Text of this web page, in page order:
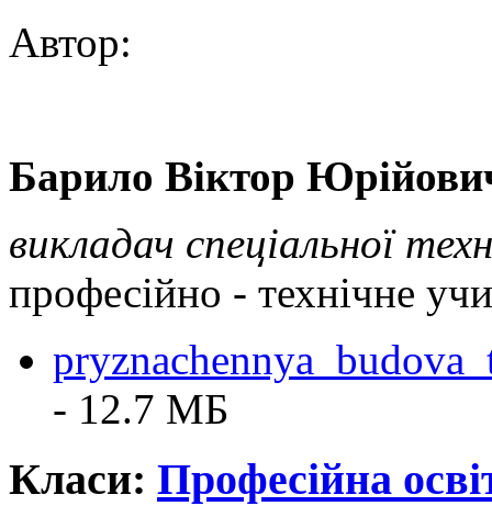
Автор:
Барило Віктор
викладач спеціальної
професійно - технічне
- 12.7 MБ
Класи: Професійна